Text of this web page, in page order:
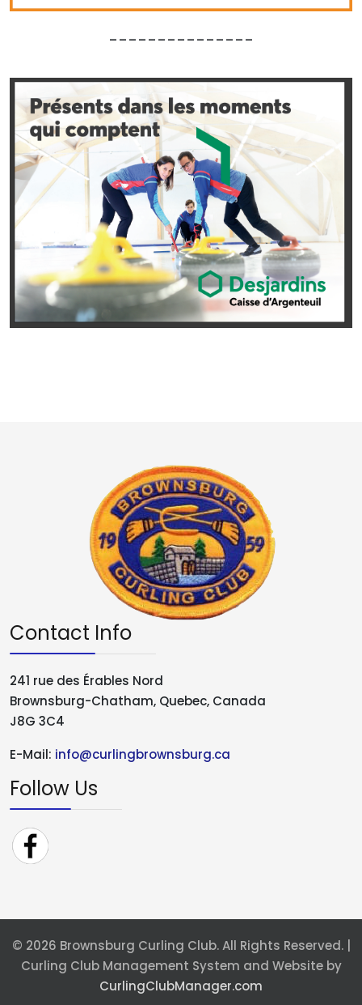
Contact Info
241 rue des Érables Nord
Brownsburg-Chatham, Quebec, Canada
J8G 3C4
E-Mail: info@curlingbrownsburg.ca
Follow Us
© 2026 Brownsburg Curling Club. All Rights Reserved. |
Curling Club Management System and Website by
CurlingClubManager.com